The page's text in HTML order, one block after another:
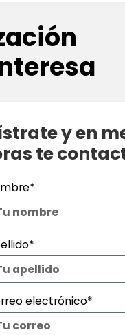
y en
te
electrónico*